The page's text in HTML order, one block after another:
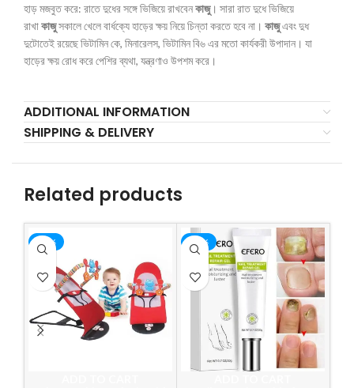
হাড় মজবুত করে: রাতে দুধের সঙ্গে ভিজিয়ে রাখবেনকাজু। সারা রাত দুধে ভিজিয়ে
রাখাকাজুসকালে খেলে বার্ধক্যে হাড়ের ক্ষয় নিয়ে চিন্তা করতে হবে না। কাজুএবং দুধ
দুটোতেই রয়েছে ভিটামিন কে, মিনারেলস, ভিটামিন বি৬ এর মতো কার্যকরী উপাদান। যা
হাড়ের ক্ষয় রোধ করে পেশির ব্যথা, যন্ত্রণাও উপশম করে।
ADDITIONAL INFORMATION
SHIPPING & DELIVERY
Related products
-25% -53%